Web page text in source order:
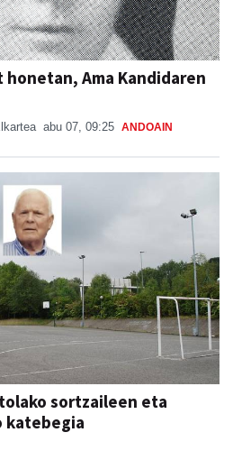
Ama Kandidaren
abu 07, 09:25 ANDOAIN
sortzaileen eta
katebegia